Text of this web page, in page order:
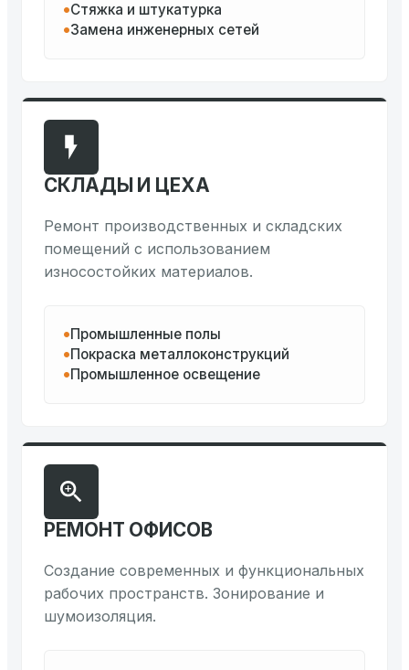
Стяжка и штукатурка
Замена инженерных сетей
СКЛАДЫ И ЦЕХА
Ремонт производственных и складских
помещений с использованием
износостойких материалов.
Промышленные полы
Покраска металлоконструкций
Промышленное освещение
РЕМОНТ ОФИСОВ
Создание современных и функциональных
рабочих пространств. Зонирование и
шумоизоляция.